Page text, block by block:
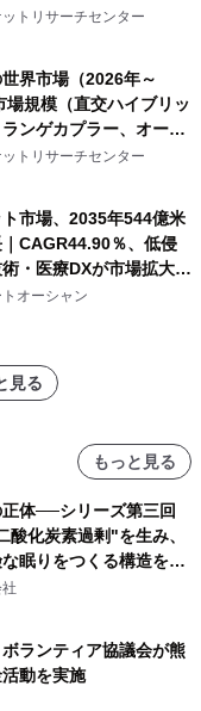
コイルコア）・分析レ
トリサーチセンター
界市場（2026年～
場規模（直交ハイブリッ
ランゲカプラー、オーバ
、その他）・分析レポ
トリサーチセンター
市場、2035年544億米
｜CAGR44.90％、低侵
・医療DXが市場拡大を
オーシャン
見る
もっと見る
体──シリーズ第三回
酸化炭素過剰"を生み、
眠りをつくる構造を解
ボランティア協議会が熊
動を実施